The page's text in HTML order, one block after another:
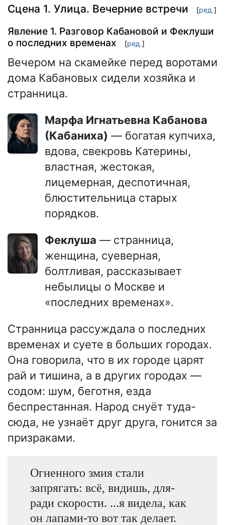
Сцена 1. Улица. Вечерние встречи [ред.]
Явление 1. Разговор Кабановой и Феклуши
о последних временах
[ред.]
Вечером на скамейке перед воротами
дома Кабановых сидели хозяйка и
странница.
Марфа Игнатьевна Кабанова
(Кабаниха) — богатая купчиха,
вдова, свекровь Катерины,
властная, жестокая,
лицемерная, деспотичная,
блюстительница старых
порядков.
Феклуша — странница,
женщина, суеверная,
болтливая, рассказывает
небылицы о Москве и
«последних временах».
Странница рассуждала о последних
временах и суете в больших городах.
Она говорила, что в их городе царят
рай и тишина, а в других городах —
содом: шум, беготня, езда
беспрестанная. Народ снуёт туда-
сюда, не узнаёт друг друга, гонится за
призраками.
Огненного змия стали
запрягать: всё, видишь, для-
ради скорости. ...я видела, как
он лапами-то вот так делает.